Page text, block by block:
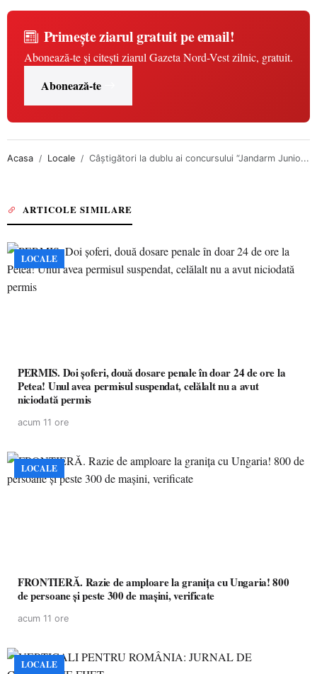
Primește ziarul gratuit pe email!
Abonează-te și citești ziarul Gazeta Nord-Vest zilnic, gratuit.
Abonează-te
Acasa Locale Câştigători la dublu ai concursului “Jandarm Junio...
ARTICOLE SIMILARE
LOCALE
PERMIS. Doi șoferi, două dosare penale în doar 24 de ore la
Petea! Unul avea permisul suspendat, celălalt nu a avut
niciodată permis
acum 11 ore
LOCALE
FRONTIERĂ. Razie de amploare la granița cu Ungaria! 800
de persoane și peste 300 de mașini, verificate
acum 11 ore
LOCALE